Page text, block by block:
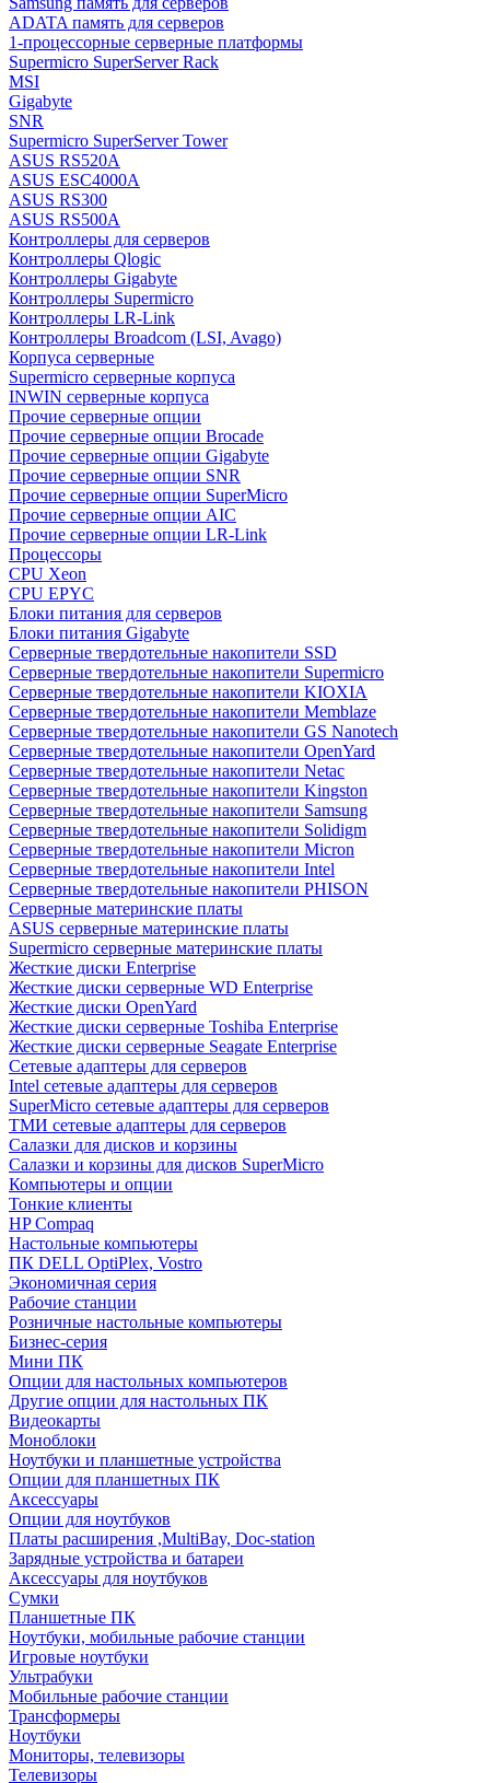
ADATA память для серверов
1-процессорные серверные платформы
Supermicro SuperServer Rack
MSI
Gigabyte
SNR
Supermicro SuperServer Tower
ASUS RS520A
ASUS ESC4000A
ASUS RS300
ASUS RS500A
Контроллеры для серверов
Контроллеры Qlogic
Контроллеры Gigabyte
Контроллеры Supermicro
Контроллеры LR-Link
Контроллеры Broadcom (LSI, Avago)
Корпуса серверные
Supermicro серверные корпуса
INWIN серверные корпуса
Прочие серверные опции
Прочие серверные опции Brocade
Прочие серверные опции Gigabyte
Прочие серверные опции SNR
Прочие серверные опции SuperMicro
Прочие серверные опции AIC
Прочие серверные опции LR-Link
Процессоры
CPU Xeon
CPU EPYC
Блоки питания для серверов
Блоки питания Gigabyte
Серверные твердотельные накопители SSD
Cерверные твердотельные накопители Supermicro
Cерверные твердотельные накопители KIOXIA
Cерверные твердотельные накопители Memblaze
Cерверные твердотельные накопители GS Nanotech
Серверные твердотельные накопители OpenYard
Серверные твердотельные накопители Netac
Cерверные твердотельные накопители Kingston
Cерверные твердотельные накопители Samsung
Cерверные твердотельные накопители Solidigm
Cерверные твердотельные накопители Micron
Cерверные твердотельные накопители Intel
Cерверные твердотельные накопители PHISON
Серверные материнские платы
ASUS серверные материнские платы
Supermicro серверные материнские платы
Жесткие диски Enterprise
Жесткие диски серверные WD Enterprise
Жесткие диски OpenYard
Жесткие диски серверные Toshiba Enterprise
Жесткие диски серверные Seagate Enterprise
Сетевые адаптеры для серверов
Intel сетевые адаптеры для серверов
SuperMicro сетевые адаптеры для серверов
ТМИ сетевые адаптеры для серверов
Салазки для дисков и корзины
Салазки и корзины для дисков SuperMicro
Компьютеры и опции
Тонкие клиенты
HP Compaq
Настольные компьютеры
ПК DELL OptiPlex, Vostro
Экономичная серия
Рабочие станции
Розничные настольные компьютеры
Бизнес-серия
Мини ПК
Опции для настольных компьютеров
Другие опции для настольных ПК
Видеокарты
Моноблоки
Ноутбуки и планшетные устройства
Опции для планшетных ПК
Аксессуары
Опции для ноутбуков
Платы расширения ,MultiBay, Doc-station
Зарядные устройства и батареи
Аксессуары для ноутбуков
Сумки
Планшетные ПК
Ноутбуки, мобильные рабочие станции
Игровые ноутбуки
Ультрабуки
Мобильные рабочие станции
Трансформеры
Ноутбуки
Мониторы, телевизоры
Телевизоры